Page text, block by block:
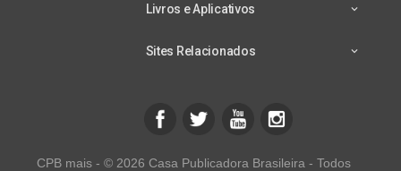
Livros e Aplicativos
Sites Relacionados
CPB mais - © 2026 Casa Publicadora Brasileira - Todos